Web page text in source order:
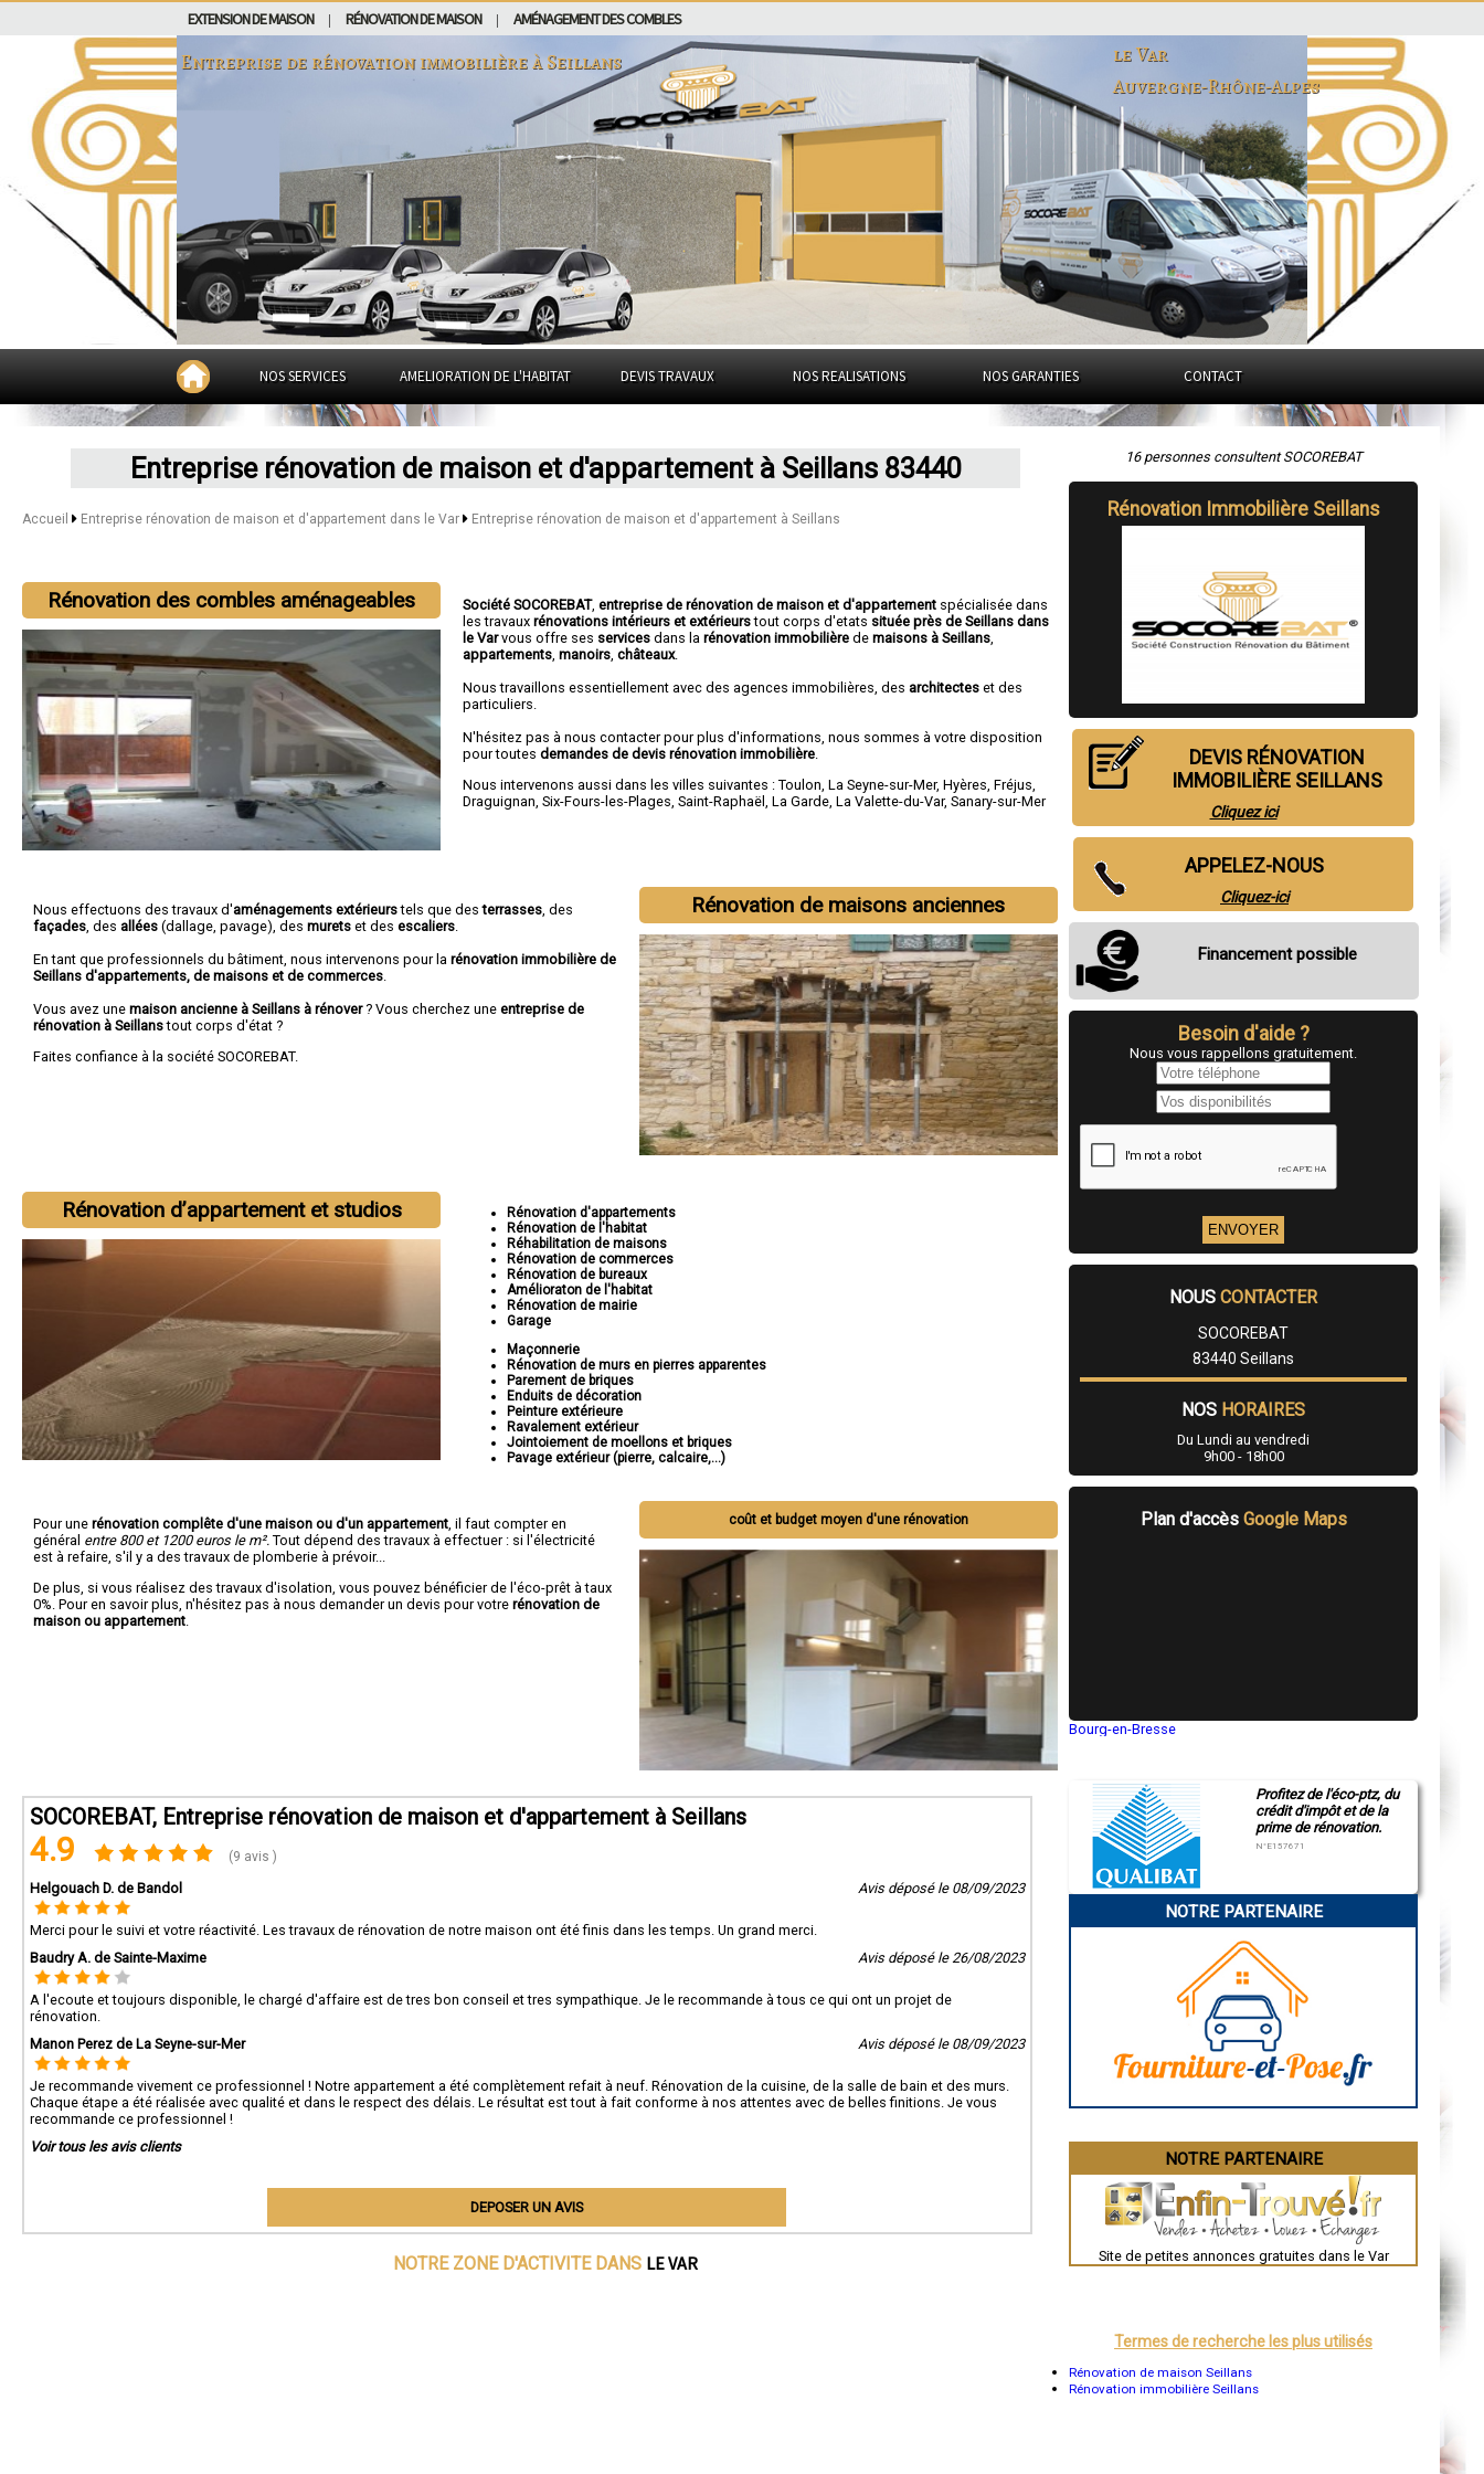
EXTENSION DE MAISON RÉNOVATION DE MAISON AMÉNAGEMENT DES COMBLES
Entreprise de rénovation immobilière àSeillans
le Var
Auvergne-Rhône-Alpes
NOS SERVICES AMELIORATION DE L'HABITAT DEVIS TRAVAUX NOS REALISATIONS NOS GARANTIES CONTACT
Entreprise rénovation de maison et d'appartement à Seillans 83440
Accueil Entreprise rénovation de maison et d'appartement dans le Var Entreprise rénovation de maison et d'appartement à Seillans
Rénovation des combles aménageables Société SOCOREBAT,entreprise de rénovation de maison et d'appartement spécialisée dans
les travauxrénovations intérieurs et extérieurstout corps d'etats située près de Seillans dans
le Varvous offre ses services dans larénovation immobilière demaisons à Seillans
appartements ,manoirs ,châteaux.
Nous travaillons essentiellement avec des agences immobilières, des architectes et des
particuliers.
N'hésitez pas à nous contacter pour plus d'informations, nous sommes à votre disposition
pour toutesdemandes de devis rénovation immobilière
Nous intervenons aussi dans les villes suivantes :Toulon ,La Seyne-sur-Mer,Hyères ,Fréjus
Draguignan ,Six-Fours-les-Plages ,Saint-Raphaël ,La Garde ,La Valette-du-Var,Sanary-sur-Mer
Rénovation de maisons anciennes
Nous effectuons des travaux d'aménagements extérieurstels que desterrasses , des
façades , des allées (dallage, pavage), des murets et des escaliers
En tant que professionnels du bâtiment, nous intervenons pour la rénovation immobilière de
Seillans d'appartements, de maisons et de commerces
Vous avez une maison ancienne à Seillans à rénover? Vous cherchez une entreprise de
rénovation à Seillanstout corps d'état ?
Faites confiance à la société SOCOREBAT.
Rénovation d’appartement et studios
Rénovation d'appartements
Rénovation de l'habitat
Réhabilitation de maisons
Rénovation de commerces
Rénovation de bureaux
Amélioraton de l'habitat
Rénovation de mairie
Garage
Maçonnerie
Rénovation de murs en pierres apparentes
Parement de briques
Enduits de décoration
Peinture extérieure
Ravalement extérieur
Jointoiement de moellons et briques
Pavage extérieur (pierre, calcaire,...)
coût et budget moyen d'une rénovation
Pour une rénovation complête d'une maison ou d'un appartement , il faut compter en
général entre 800 et 1200 euros le m². Tout dépend des travaux à effectuer : si l'électricité
est à refaire, s'il y a des travaux de plomberie à prévoir...
De plus, si vous réalisez des travaux d'isolation, vous pouvez bénéficier de l'éco-prêt à taux
0%. Pour en savoir plus, n'hésitez pas à nous demander un devis pour votre rénovation de
maison ou appartement
SOCOREBAT, Entreprise rénovation de maison et d'appartement à Seillans
4.9 (9 avis )
Helgouach D. de Bandol Avis déposé le 08/09/2023
Merci pour le suivi et votre réactivité. Les travaux de rénovation de notre maison ont été finis dans les temps. Un grand merci.
Baudry A. de Sainte-Maxime
Avis déposé le 26/08/2023
A l'ecoute et toujours disponible, le chargé d'affaire est de tres bon conseil et tres sympathique. Je le recommande à tous ce qui ont un projet de
rénovation.
Manon Perez de La Seyne-sur-Mer
Avis déposé le 08/09/2023
Je recommande vivement ce professionnel ! Notre appartement a été complètement refait à neuf. Rénovation de la cuisine, de la salle de bain et des murs.
Chaque étape a été réalisée avec qualité et dans le respect des délais. Le résultat est tout à fait conforme à nos attentes avec de belles finitions. Je vous
recommande ce professionnel !
Voir tous les avis clients
DEPOSER UN AVIS
NOTRE ZONE D'ACTIVITE DANS LE VAR
16 personnes consultent SOCOREBAT
Rénovation Immobilière Seillans
DEVIS RÉNOVATION
IMMOBILIÈRE SEILLANS
Cliquez ici
APPELEZ-NOUS
Cliquez-ici
Financement possible
Besoin d'aide ?
Nous vous rappellons gratuitement.
NOUS CONTACTER
SOCOREBAT
83440 Seillans
NOS HORAIRES
Du Lundi au vendredi
9h00 - 18h00
Plan d'accès Google Maps
Bourg-en-Bresse
Gap
Nice
Annonay
Charleville-Mézières
Troyes
Narbonne
Marseille
Saint-Brieuc
Besançon
Évreux
Brest
Nîmes
Toulouse
Montpellier
Blois
Saint-Étienne
Profitez de l'éco-ptz, du
crédit d'impôt et de la
prime de rénovation.
N°E157671
NOTRE PARTENAIRE
NOTRE PARTENAIRE
Site de petites annonces gratuites dans le Var
Termes de recherche les plus utilisés
Rénovation de maison Seillans
Rénovation immobilière Seillans